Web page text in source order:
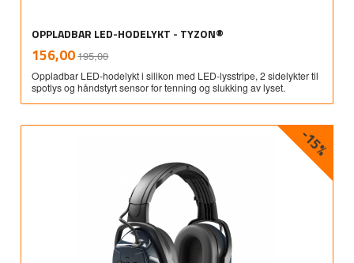
OPPLADBAR LED-HODELYKT - TYZON®
Tilbud
156,00195,00mva.
Oppladbar LED-hodelykt i silikon med LED-lysstripe, 2 sidelykter til
spotlys og håndstyrt sensor for tenning og slukking av lyset.
-15%